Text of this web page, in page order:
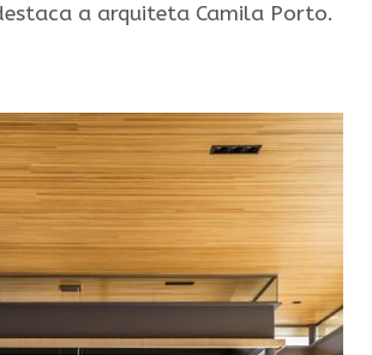
a arquiteta Camila Porto.